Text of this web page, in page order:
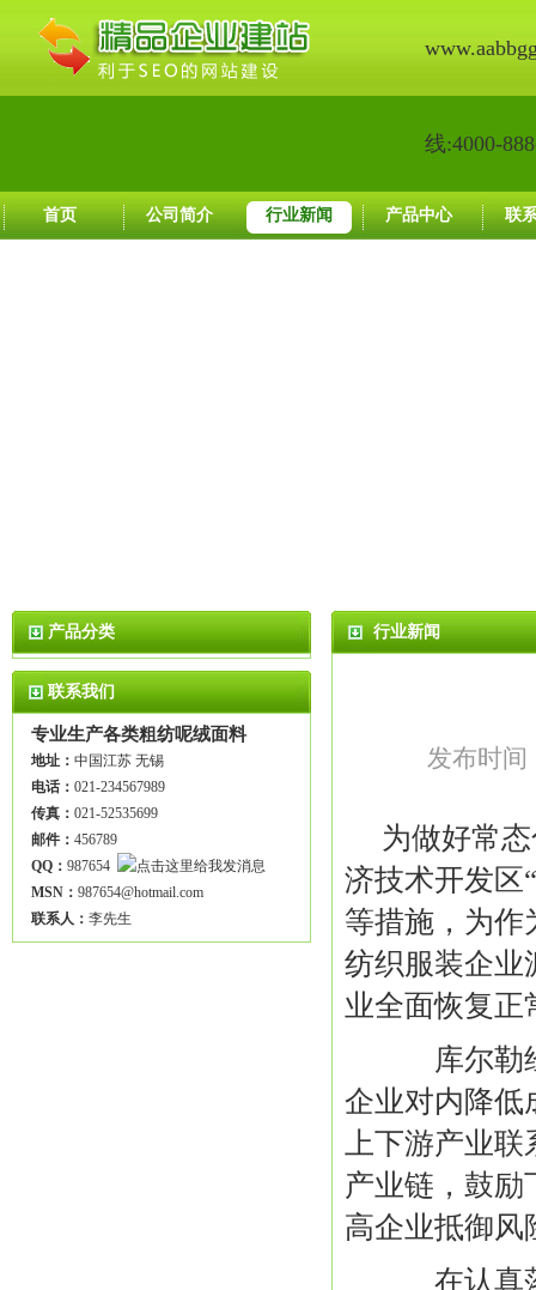
线:4000-
首页 公司简介 行业新闻 产品中心 联
产品分类
联系我们
专业生产各类粗纺呢绒面料
地址： 中国江苏 无锡
电话： 021-234567989
传真： 021-52535699
邮件： 456789
QQ： 987654
MSN： 987654@hotmail.com
联系人： 李先生
行业新闻
发布时间
为做好常
济技术开发区
等措施，为作
纺织服装企业
业全面恢复正
库尔勒经
企业对内降低
上下游产业
产业链，鼓励
高企业抵御风
在认真落